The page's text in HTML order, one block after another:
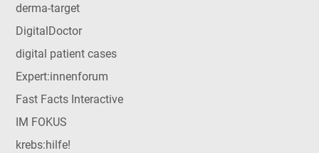
derma-target
DigitalDoctor
digital patient cases
Expert:innenforum
Fast Facts Interactive
IM FOKUS
krebs:hilfe!